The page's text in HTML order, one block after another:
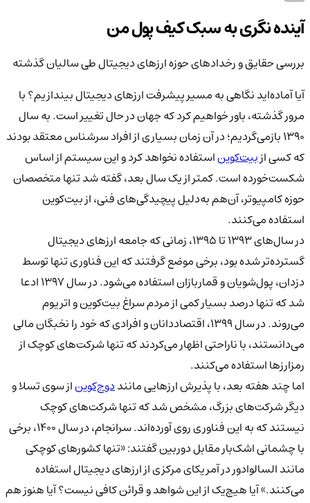
آینده نگری به سبک کیف پول من
بررسی حقایق و رخدادهای حوزه ارزهای دیجیتال طی سالیان گذشته
آیا آماده‌اید نگاهی به مسیر پیشرفت ارزهای دیجیتال بیندازیم؟ با
مرور گذشته، باور خواهیم کرد که جهان در حال تغییر است. به سال
۱۳۹۰ بازمی‌گردیم؛ در آن زمان بسیاری از افراد سرشناس معتقد بودند
که کسی ازبیت‌کویناستفاده نخواهد کرد و این سیستم از اساس
شکست‌خورده است. کمتر از یک سال بعد، گفته شد تنها متخصصان
حوزه کامپیوتر، آن‌هم به‌دلیل پیچیدگی‌های فنی، از بیت‌کوین
استفاده می‌کنند.
در سال‌های ۱۳۹۳ تا ۱۳۹۵، زمانی که جامعه ارزهای دیجیتال
گسترده‌تر شده بود، برخی موضع گرفتند که این فناوری تنها توسط
دزدان، پول‌شویان و قماربازان استفاده می‌شود. در سال ۱۳۹۷ ادعا
شد که تنها درصد بسیار کمی از مردم سراغ بیت‌کوین و اتریوم
می‌روند. در سال ۱۳۹۹، اقتصاددانان و افرادی که خود را نخبگان مالی
می‌دانستند، با ناراحتی اظهار می‌کردند که تنها شرکت‌های کوچک از
رمزارزها استفاده می‌کنند.
اما چند هفته بعد، با پذیرش ارزهایی ماننددوج‌کویناز سوی تسلا و
دیگر شرکت‌های بزرگ، مشخص شد که تنها شرکت‌های کوچک
نیستند که به این فناوری روی آورده‌اند. سرانجام، در سال ۱۴۰۰، برخی
با چشمانی اشک‌بار مقابل دوربین گفتند: «تنها کشورهای کوچکی
مانند السالوادور در آمریکای مرکزی از ارزهای دیجیتال استفاده
می‌کنند.» آیا هیچ‌یک از این شواهد و قرائن کافی نیست؟ آیا هنوز هم